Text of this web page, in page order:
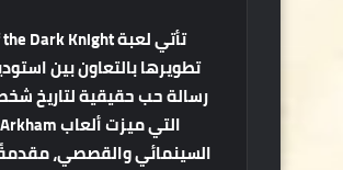
تأتيلعبة
تطويرهابالتعاونبين
رسالةحبحقيقيةلتاريخ
التيميزتألعاب
السينمائيوالقصصي،